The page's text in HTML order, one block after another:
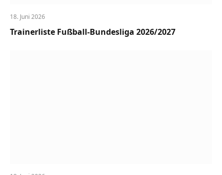
18. Juni 2026
Trainerliste Fußball-Bundesliga 2026/2027